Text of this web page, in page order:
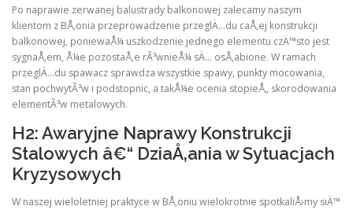
Po naprawie zerwanej balustrady balkonowej zalecamy naszym
klientom z BÅ‚onia przeprowadzenie przeglÄ…du caÅ‚ej konstrukcji
balkonowej, poniewaÅ¼ uszkodzenie jednego elementu czÄ™sto jest
sygnaÅ‚em, Å¼e pozostaÅ‚e rÃ³wnieÅ¼ sÄ… osÅ‚abione. W ramach
przeglÄ…du spawacz sprawdza wszystkie spawy, punkty mocowania,
stan pochwytÃ³w i podstopnic, a takÅ¼e ocenia stopieÅ„ skorodowania
elementÃ³w metalowych.
H2: Awaryjne Naprawy Konstrukcji
Stalowych â€“ DziaÅ‚ania w Sytuacjach
Kryzysowych
W naszej wieloletniej praktyce w BÅ‚oniu wielokrotnie spotkaliÅ›my siÄ™